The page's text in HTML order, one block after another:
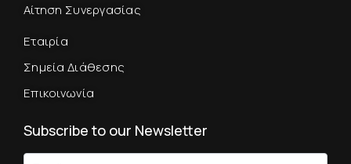
Αίτηση Συνεργασίας
Εταιρία
Σημεία Διάθεσης
Επικοινωνία
Subscribe to our Newsletter